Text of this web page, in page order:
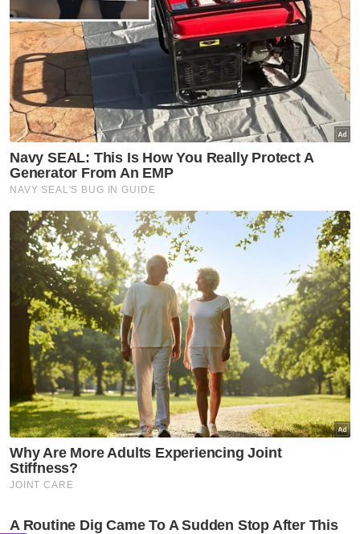
Suspek kes tikam seorang pelajar perempuan tingkatan tiga di
sebuah sekolah di Banting di sini direman empat hari bermula
Terdahulu, Jabatan Pendidikan Negeri (JPN)
suspek yang dipercayai menikam seorang
pelajar perempuan di sebuah sekolah di
Banting, Kuala Langat pagi tadi telah ditahan
pihak polis.
JPN Selangor turut memaklumkan pelajar
perempuan yang cedera sedang diberikan
rawatan di Hospital Banting.
Muat turun aplikasi Sinar Harian.Klik di sini!
Jawab soalan kaji selidik dandapatkan
Apakah tahap kelayakan akademik anda?